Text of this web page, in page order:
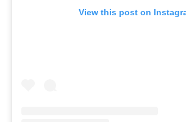
View this post on